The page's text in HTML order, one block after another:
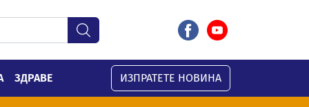
ЗДРАВЕ ИЗПРАТЕТЕ НОВИНА